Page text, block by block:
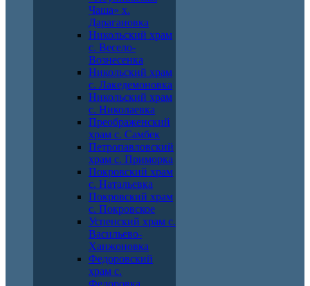
Чаша» х.
Дарагановка
Никольский храм
с. Весело-
Вознесенка
Никольский храм
с. Лакедемоновка
Никольский храм
с. Николаевка
Преображенский
храм с. Самбек
Петропавловский
храм с. Приморка
Покровский храм
с. Натальевка
Покровский храм
с. Покровское
Успенский храм с.
Васильево-
Ханжоновка
Федоровский
храм с.
Федоровка